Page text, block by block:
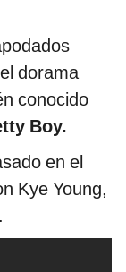
dorama
conocido
Boy.
en el
Kye Young,